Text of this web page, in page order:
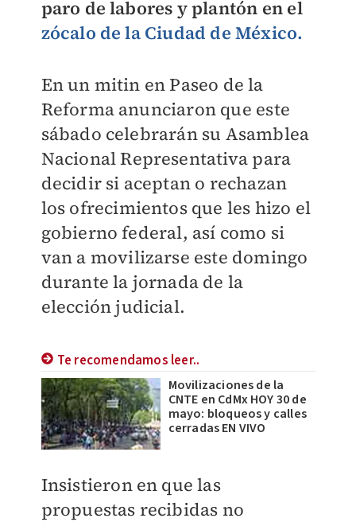
paro de labores y plantón en el
zócalo de la Ciudad de México.
En un mitin en Paseo de la
Reforma anunciaron que este
sábado celebrarán su Asamblea
Nacional Representativa para
decidir si aceptan o rechazan
los ofrecimientos que les hizo el
gobierno federal, así como si
van a movilizarse este domingo
durante la jornada de la
elección judicial.
Te recomendamos leer..
Movilizaciones de la
CNTE en CdMx HOY 30 de
mayo: bloqueos y calles
cerradas EN VIVO
Insistieron en que las
propuestas recibidas no